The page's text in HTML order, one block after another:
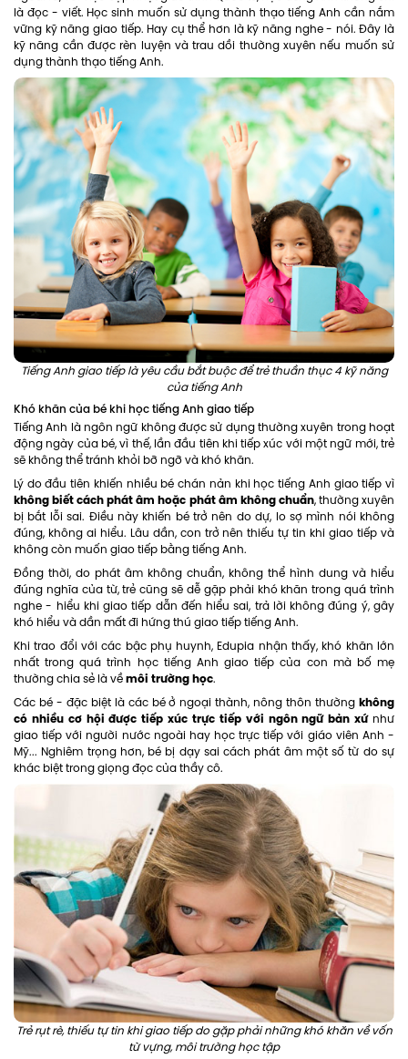
là đọc - viết. Học sinh muốn sử dụng thành thạo tiếng Anh cần nắm
vững kỹ năng giao tiếp. Hay cụ thể hơn là kỹ năng nghe - nói. Đây là
kỹ năng cần được rèn luyện và trau dồi thường xuyên nếu muốn sử
dụng thành thạo tiếng Anh.
Tiếng Anh giao tiếp là yêu cầu bắt buộc để trẻ thuần thục 4 kỹ năng
của tiếng Anh
Khó khăn của bé khi học tiếng Anh giao tiếp
Tiếng Anh là ngôn ngữ không được sử dụng thường xuyên trong hoạt
động ngày của bé, vì thế, lần đầu tiên khi tiếp xúc với một ngữ mới, trẻ
sẽ không thể tránh khỏi bỡ ngỡ và khó khăn.
Lý do đầu tiên khiến nhiều bé chán nản khi học tiếng Anh giao tiếp vì
không biết cách phát âm hoặc phát âm không chuẩn, thường xuyên
bị bắt lỗi sai. Điều này khiến bé trở nên do dự, lo sợ mình nói không
đúng, không ai hiểu. Lâu dần, con trở nên thiếu tự tin khi giao tiếp và
không còn muốn giao tiếp bằng tiếng Anh.
Đồng thời, do phát âm không chuẩn, không thể hình dung và hiểu
đúng nghĩa của từ, trẻ cũng sẽ dễ gặp phải khó khăn trong quá trình
nghe - hiểu khi giao tiếp dẫn đến hiểu sai, trả lời không đúng ý, gây
khó hiểu và dần mất đi hứng thú giao tiếp tiếng Anh.
Khi trao đổi với các bậc phụ huynh, Edupia nhận thấy, khó khăn lớn
nhất trong quá trình học tiếng Anh giao tiếp của con mà bố mẹ
thường chia sẻ là vềmôi trường học.
Các bé - đặc biệt là các bé ở ngoại thành, nông thôn thường không
có nhiều cơ hội được tiếp xúc trực tiếp với ngôn ngữ bản xứnhư
giao tiếp với người nước ngoài hay học trực tiếp với giáo viên Anh -
Mỹ... Nghiêm trọng hơn, bé bị dạy sai cách phát âm một số từ do sự
khác biệt trong giọng đọc của thầy cô.
Trẻ rụt rè, thiếu tự tin khi giao tiếp do gặp phải những khó khăn về vốn
từ vựng, môi trường học tập